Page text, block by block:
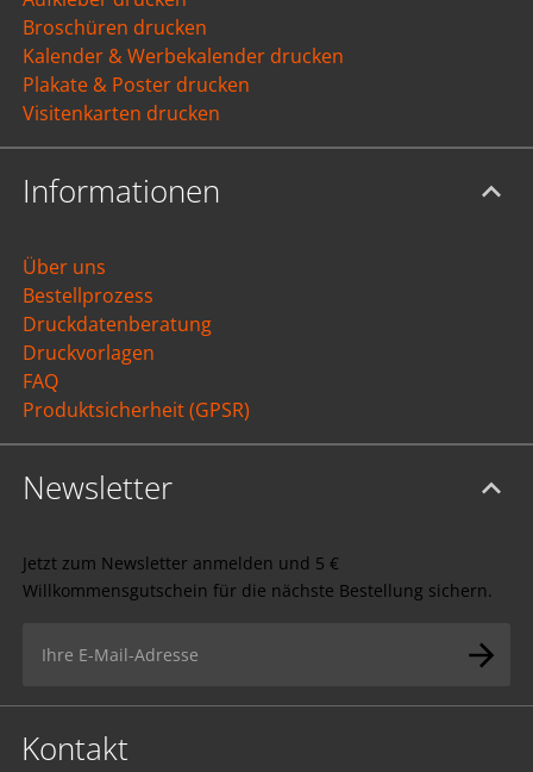
Broschüren drucken
Kalender & Werbekalender drucken
Plakate & Poster drucken
Visitenkarten drucken
Informationen
Über uns
Bestellprozess
Druckdatenberatung
Druckvorlagen
FAQ
Produktsicherheit (GPSR)
Newsletter
Jetzt zum Newsletter anmelden und 5 €
Willkommensgutschein für die nächste Bestellung sichern.
Kontakt